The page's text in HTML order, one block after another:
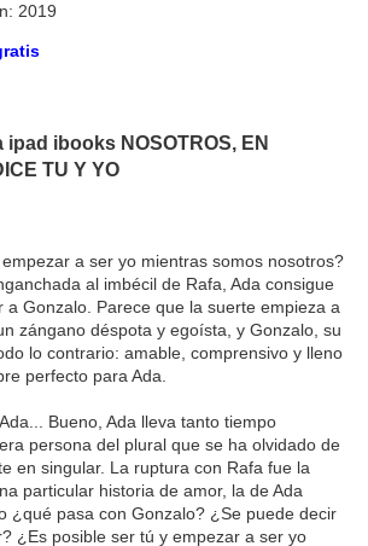
2019
ibooks NOSOTROS, EN
TU Y YO
a ser yo mientras somos nosotros?
al imbécil de Rafa, Ada consigue
a Gonzalo. Parece que la suerte empieza a
zángano déspota y egoísta, y Gonzalo, su
lo contrario: amable, comprensivo y lleno
perfecto para Ada.
Bueno, Ada lleva tanto tiempo
persona del plural que se ha olvidado de
en singular. La ruptura con Rafa fue la
particular historia de amor, la de Ada
¿qué pasa con Gonzalo? ¿Se puede decir
¿Es posible ser tú y empezar a ser yo